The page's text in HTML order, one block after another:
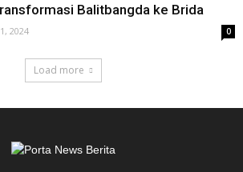
Balitbangda ke Brida
2024 0
Load more